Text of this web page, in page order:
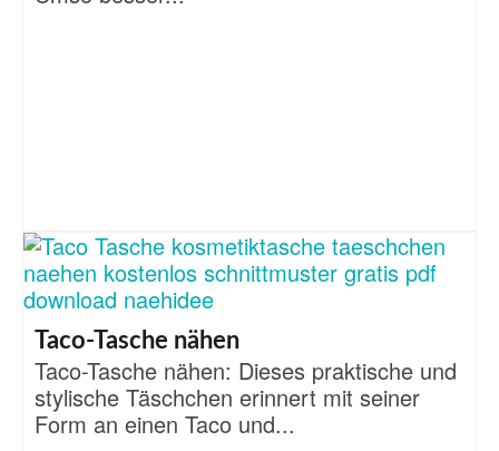
Taco-Tasche nähen
Taco-Tasche nähen: Dieses praktische und
stylische Täschchen erinnert mit seiner
Form an einen Taco und...